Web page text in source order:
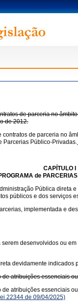
de parceria no
de 2012.
de parceria no
Parcerias Público-Privadas.
CAPÍTULO I
de
Pública
públicos e dos serviços
implementada e
desenvolvidos ou
devidamente
atribuições essenciais
atribuições essenciais
22344 de 09/04/2025)